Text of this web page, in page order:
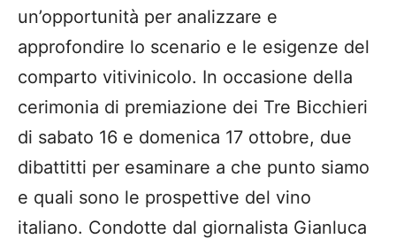
un’opportunità per analizzare e
approfondire lo scenario e le esigenze del
comparto vitivinicolo. In occasione della
cerimonia di premiazione dei Tre Bicchieri
di sabato 16 e domenica 17 ottobre, due
dibattitti per esaminare a che punto siamo
e quali sono le prospettive del vino
italiano. Condotte dal giornalista Gianluca